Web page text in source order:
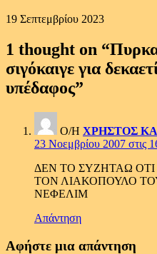
19 Σεπτεμβρίου 2023
1 thought on “
σιγόκαιγε για
υπέδαφος”
Ο/Η ΧΡΗΣΤΟΣ
23 Νοεμβρίου 2007 στις
ΔΕΝ ΤΟ ΣΥΖΗΤΑΩ ΟΤΙ
ΤΟΝ ΛΙΑΚΟΠΟΥΛΟ
ΝΕΦΕΛΙΜ
Απάντηση
Αφήστε μια απάντηση